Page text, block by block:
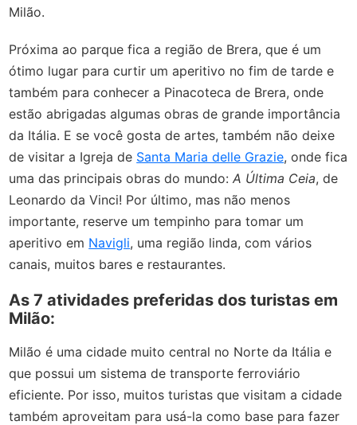
Milão.
Próxima ao parque fica a região de Brera, que é um
ótimo lugar para curtir um aperitivo no fim de tarde e
também para conhecer a Pinacoteca de Brera, onde
estão abrigadas algumas obras de grande importância
da Itália. E se você gosta de artes, também não deixe
de visitar a Igreja de Santa Maria delle Grazie, onde fica
uma das principais obras do mundo:A Última Ceia, de
Leonardo da Vinci! Por último, mas não menos
importante, reserve um tempinho para tomar um
aperitivo em Navigli, uma região linda, com vários
canais, muitos bares e restaurantes.
As 7 atividades preferidas dos turistas em
Milão:
Milão é uma cidade muito central no Norte da Itália e
que possui um sistema de transporte ferroviário
eficiente. Por isso, muitos turistas que visitam a cidade
também aproveitam para usá-la como base para fazer